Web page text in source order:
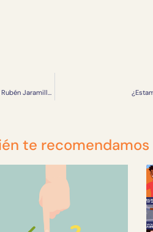
transformación escolar
te recomendamos